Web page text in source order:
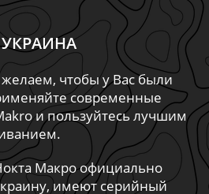
УКРАИНА
чтобы у Вас были
современные
и пользуйтесь лучшим
Макро официально
имеют серийный